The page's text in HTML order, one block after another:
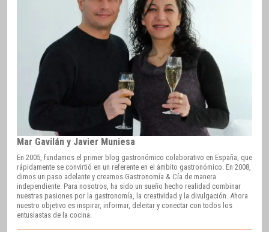
Mar Gavilán y Javier Muniesa
En 2005, fundamos el primer blog gastronómico colaborativo en España, que
rápidamente se convirtió en un referente en el ámbito gastronómico. En 2008,
dimos un paso adelante y creamos Gastronomía & Cía de manera
independiente. Para nosotros, ha sido un sueño hecho realidad combinar
nuestras pasiones por la gastronomía, la creatividad y la divulgación. Ahora
nuestro objetivo es inspirar, informar, deleitar y conectar con todos los
entusiastas de la cocina.